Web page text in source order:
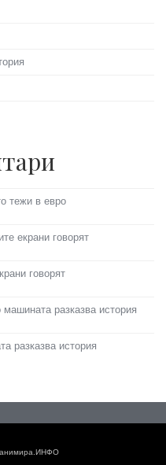
тежи в евро
екрани говорят
говорят
машината разказва история
разказва история